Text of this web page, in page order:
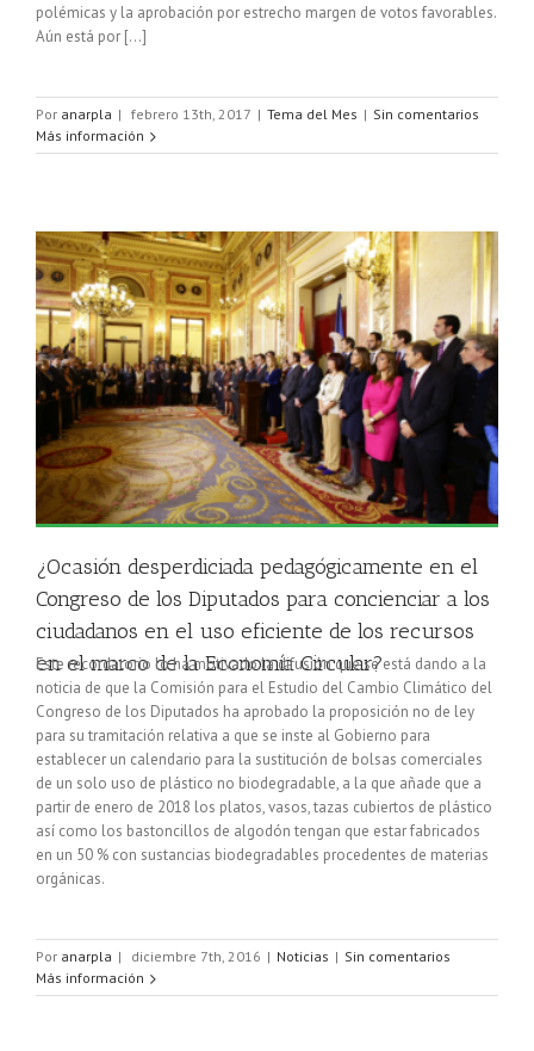
polémicas y la aprobación por estrecho margen de votos favorables.
Aún está por […]
Por anarpla | febrero 13th, 2017 | Tema del Mes | Sin comentarios
Más información
¿Ocasión desperdiciada pedagógicamente en el
Congreso de los Diputados para concienciar a los
ciudadanos en el uso eficiente de los recursos
en el marco de la Economía Circular?
Este recordatorio lo ha motivado la difusión que se está dando a la
noticia de que la Comisión para el Estudio del Cambio Climático del
Congreso de los Diputados ha aprobado la proposición no de ley
para su tramitación relativa a que se inste al Gobierno para
establecer un calendario para la sustitución de bolsas comerciales
de un solo uso de plástico no biodegradable, a la que añade que a
partir de enero de 2018 los platos, vasos, tazas cubiertos de plástico
así como los bastoncillos de algodón tengan que estar fabricados
en un 50 % con sustancias biodegradables procedentes de materias
orgánicas.
Por anarpla | diciembre 7th, 2016 | Noticias | Sin comentarios
Más información